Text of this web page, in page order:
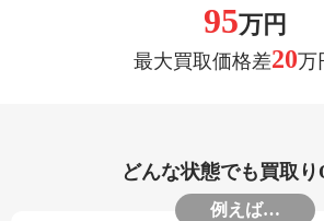
95万円
最大買取価格差20万
どんな状態でも買取り
例えば…